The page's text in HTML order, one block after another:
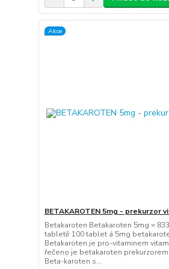
Akce
BETAKAROTEN 5mg - prekurzor
Betakaroten Betakaroten 5mg =
tabletě 100 tablet á 5mg
Betakaroten je pro-vitaminem
řečeno je betakaroten
Beta-karoten s...